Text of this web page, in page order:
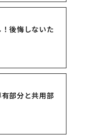
後悔しないた
部分と共用部